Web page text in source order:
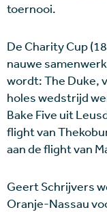
toernooi.
De Charity Cup
nauwe
wordt: The Duke,
holes wedstrijd
Bake Five uit
flight van
aan de flight van
Geert Schrijvers
Oranje-Nassau